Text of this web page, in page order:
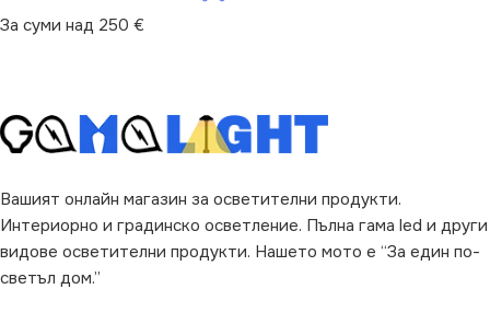
За суми над 250 €
Вашият онлайн магазин за осветителни продукти.
Интериорно и градинско осветление. Пълна гама led и други
видове осветителни продукти. Нашето мото е “За един по-
светъл дом.”